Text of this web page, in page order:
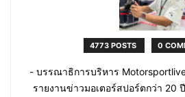
4773 POSTS 0
- บรรณาธิการบริหาร
รายงานข่าวมอเตอร์สปอร์ตกว่า 20